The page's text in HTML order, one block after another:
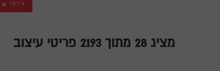
ג'רסי
מציג 28 מתוך 2193 פריטי עיצוב